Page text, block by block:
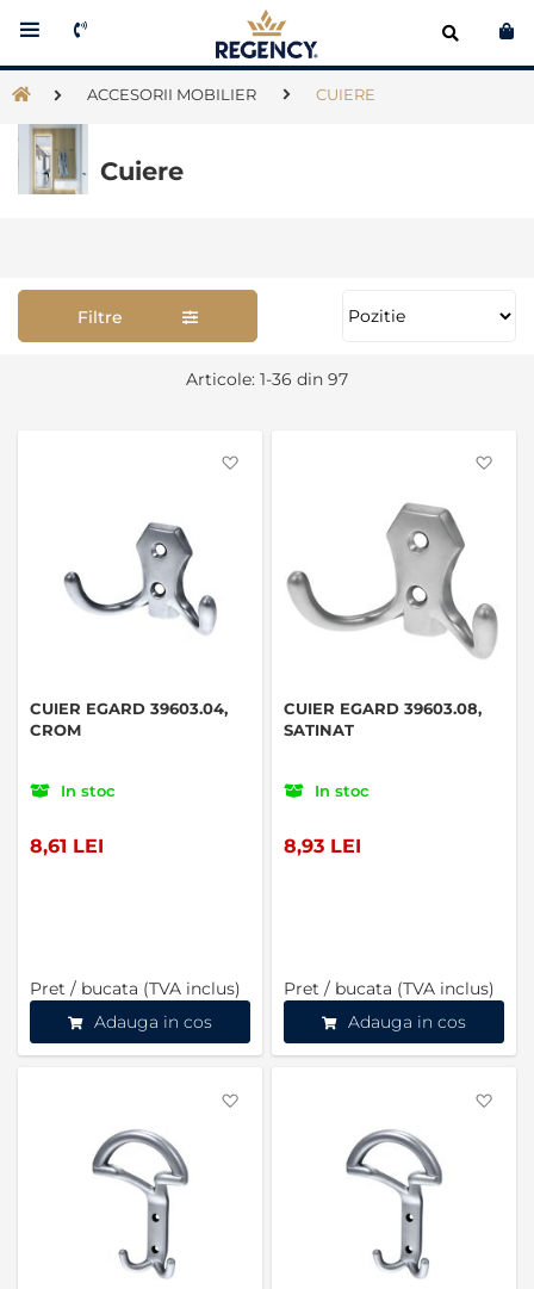
ACCESORII MOBILIER CUIERE
Cuiere
Articole: 1-36 din 97
CUIER EGARD 39603.04,
CROM
In stoc
8,61 LEI
Pret / bucata (TVA inclus)
Adauga in cos
CUIER EGARD 39603.08,
SATINAT
In stoc
8,93 LEI
Pret / bucata (TVA inclus)
Adauga in cos
Filtre